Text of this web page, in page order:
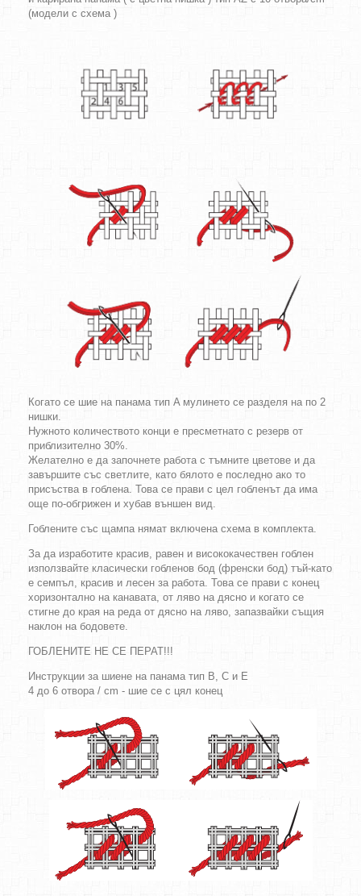
(модели с схема )
Когато се шие на панама тип A мулинето се разделя на по 2
нишки.
Нужното количеството конци е пресметнато с резерв от
приблизително 30%.
Желателно е да започнете работа с тъмните цветове и да
завършите със светлите, като бялото е последно ако то
присъства в гоблена. Това се прави с цел гобленът да има
още по-обгрижен и хубав външен вид.
Гоблените със щампа нямат включена схема в комплекта.
За да изработите красив, равен и висококачествен гоблен
използвайте класически гобленов бод (френски бод) тъй-като
е семпъл, красив и лесен за работа. Това се прави с конец
хоризонтално на канавата, от ляво на дясно и когато се
стигне до края на реда от дясно на ляво, запазвайки същия
наклон на бодовете.
ГОБЛЕНИТЕ НЕ СЕ ПЕРАТ!!!
Инструкции за шиене на панама тип B, C и E
4 до 6 отвора / cm - шие се с цял конец